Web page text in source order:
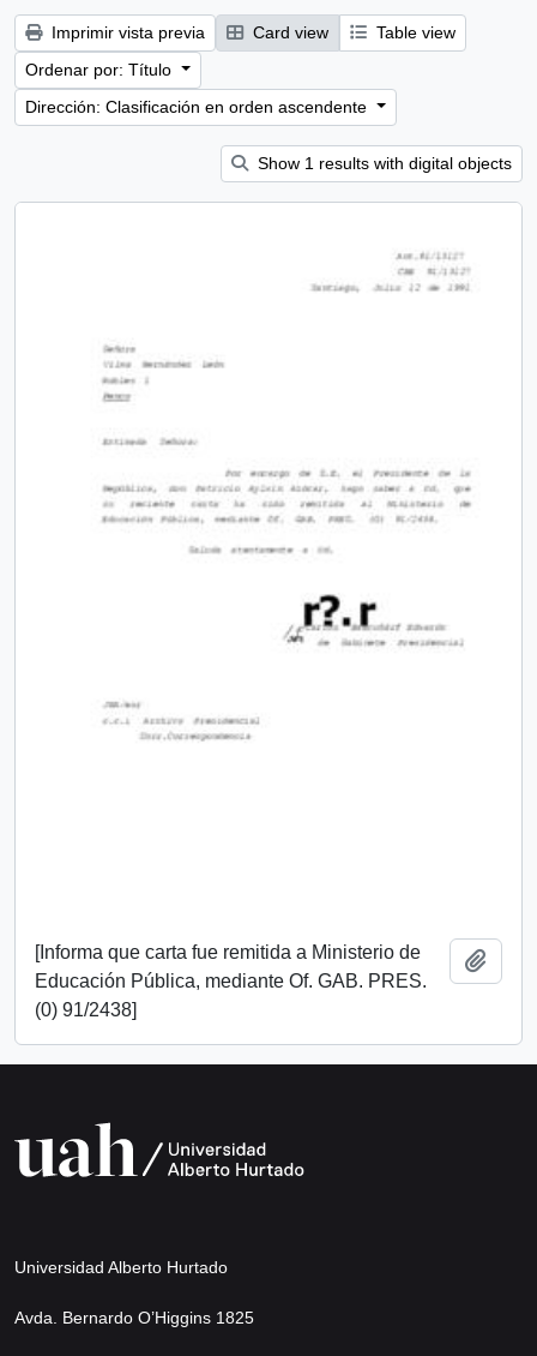
Imprimir vista previa Card view
Table view
Ordenar por: Título
Dirección: Clasificación en orden ascendente
Show 1 results with digital objects
[Informa que carta fue remitida a Ministerio de
Educación Pública, mediante Of. GAB. PRES.
(0) 91/2438]
Universidad Alberto Hurtado
Avda. Bernardo O’Higgins 1825